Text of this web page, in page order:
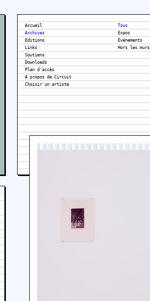
Accueil
Archives
Editions
Links
Soutiens
Downloads
Plan d'accès
A propos de Circuit
Tous
Expos
Evénements
Hors les murs